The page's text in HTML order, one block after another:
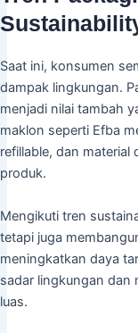
Saat ini, konsumen
dampak lingkungan.
menjadi nilai tambah
maklon seperti Efba
refillable, dan material
produk.
Mengikuti tren
tetapi juga
meningkatkan daya
sadar lingkungan dan
luas.